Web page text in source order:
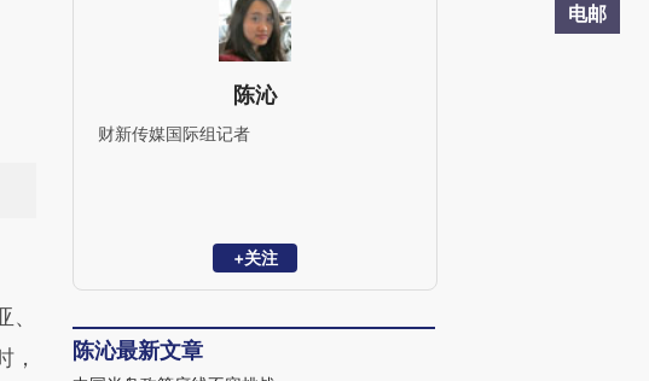
电邮
，
陈沁
财新传媒国际组记者
+关注
陈沁最新文章